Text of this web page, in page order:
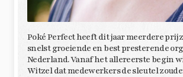
Poké Perfect heeft dit jaar meerdere
snelst groeiende en best presterende
Nederland. Vanaf het allereerste begin
Witzel dat medewerkers de sleutel